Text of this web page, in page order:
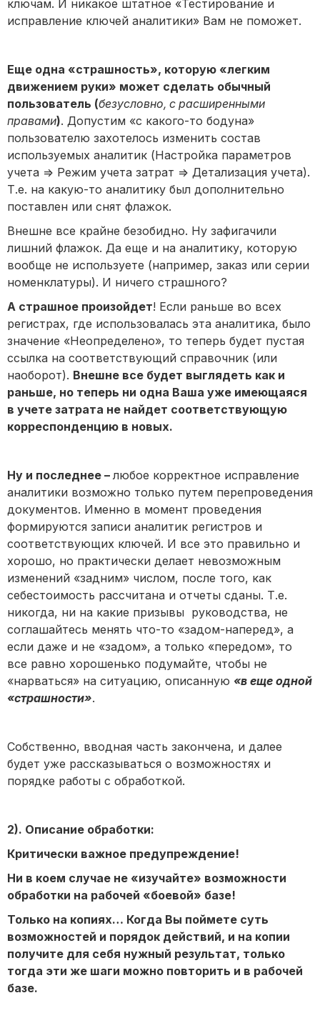
ключам. И никакое штатное «Тестирование и
исправление ключей аналитики» Вам не поможет.
Еще одна «страшность», которую «легким
движением руки» может сделать обычный
пользователь (безусловно, с расширенными
правами). Допустим «с какого-то бодуна»
пользователю захотелось изменить состав
используемых аналитик (Настройка параметров
учета => Режим учета затрат => Детализация учета).
Т.е. на какую-то аналитику был дополнительно
поставлен или снят флажок.
Внешне все крайне безобидно. Ну зафигачили
лишний флажок. Да еще и на аналитику, которую
вообще не используете (например, заказ или серии
номенклатуры). И ничего страшного?
А страшное произойдет! Если раньше во всех
регистрах, где использовалась эта аналитика, было
значение «Неопределено», то теперь будет пустая
ссылка на соответствующий справочник (или
наоборот). Внешне все будет выглядеть как и
раньше, но теперь ни одна Ваша уже имеющаяся
в учете затрата не найдет соответствующую
корреспонденцию в новых.
Ну и последнее – любое корректное исправление
аналитики возможно только путем перепроведения
документов. Именно в момент проведения
формируются записи аналитик регистров и
соответствующих ключей. И все это правильно и
хорошо, но практически делает невозможным
изменений «задним» числом, после того, как
себестоимость рассчитана и отчеты сданы. Т.е.
никогда, ни на какие призывы руководства, не
соглашайтесь менять что-то «задом-наперед», а
если даже и не «задом», а только «передом», то
все равно хорошенько подумайте, чтобы не
«нарваться» на ситуацию, описанную «в еще одной
«страшности».
Собственно, вводная часть закончена, и далее
будет уже рассказываться о возможностях и
порядке работы с обработкой.
2). Описание обработки:
Критически важное предупреждение!
Ни в коем случае не «изучайте» возможности
обработки на рабочей «боевой» базе!
Только на копиях… Когда Вы поймете суть
возможностей и порядок действий, и на копии
получите для себя нужный результат, только
тогда эти же шаги можно повторить и в рабочей
базе.